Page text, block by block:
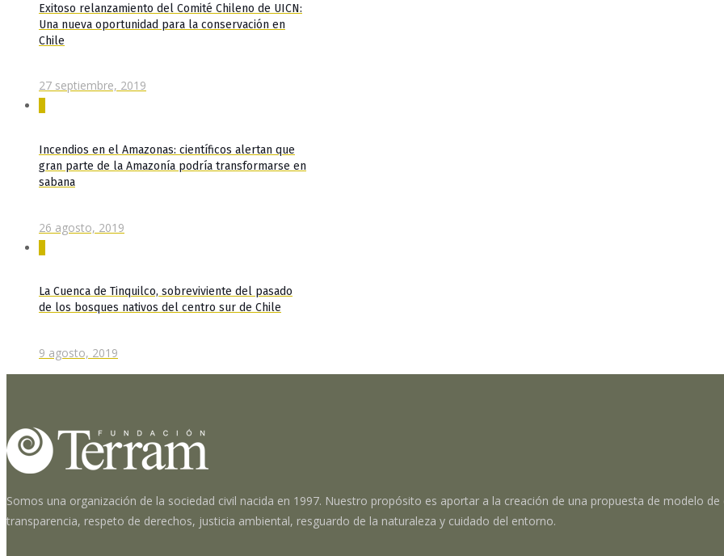
Exitoso relanzamiento del Comité Chileno de UICN:
Una nueva oportunidad para la conservación en
Chile
27 septiembre, 2019
Incendios en el Amazonas: científicos alertan que
gran parte de la Amazonía podría transformarse en
sabana
26 agosto, 2019
La Cuenca de Tinquilco, sobreviviente del pasado
de los bosques nativos del centro sur de Chile
9 agosto, 2019
Somos una organización de la sociedad civil nacida en 1997. Nuestro propósito es aportar a la creación de una propuesta de modelo
transparencia, respeto de derechos, justicia ambiental, resguardo de la naturaleza y cuidado del entorno.